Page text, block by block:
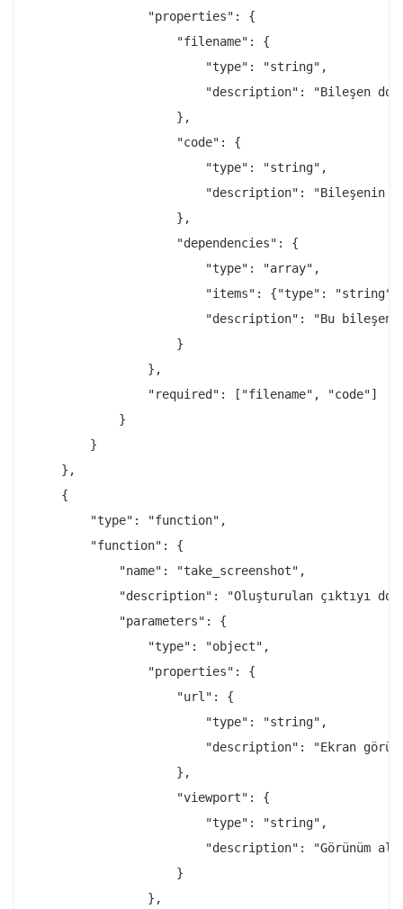
                "properties": {
                    "filename": {
                        "type": "string",
"description": "Bileşen
                    },
                    "code": {
                        "type": "string",
"description": "Bileşenin
                    },
                    "dependencies": {
                        "type": "array",
"items": {"type":
"description": "Bu
                    }
                },
                "required": ["filename", "code"]
            }
        }
    },
    {
        "type": "function",
        "function": {
            "name": "take_screenshot",
"description": "Oluşturulan çıktıyı
            "parameters": {
                "type": "object",
                "properties": {
                    "url": {
                        "type": "string",
"description": "Ekran
                    },
                    "viewport": {
                        "type": "string",
"description": "Görünüm
                    }
                },